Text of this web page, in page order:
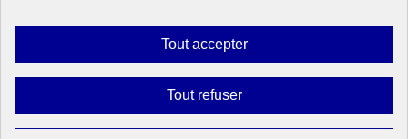
Tout accepterAutoriser
tous
Tout refuserInterdire
tous
Mentions légales